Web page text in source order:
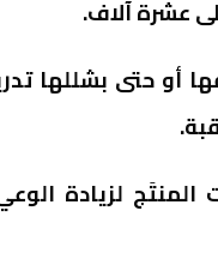
عشرة آلاف.
حتى بشللها
لزيادة